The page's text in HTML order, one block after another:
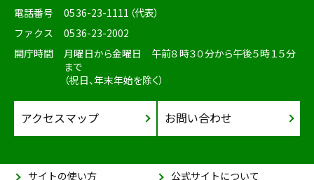
電話番号
0536-23-1111（代表）
ファクス
0536-23-2002
開庁時間
月曜日から金曜日 午前８時３０分から午後５時１５分
まで
（祝日、年末年始を除く）
アクセスマップ お問い合わせ
サイトの使い方 公式サイトについて